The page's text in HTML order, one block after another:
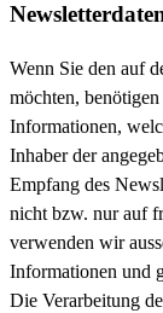
Wenn Sie den auf
möchten,
Informationen,
Inhaber der
Empfang des
nicht bzw. nur auf
verwenden wir
Informationen und
Die Verarbeitung